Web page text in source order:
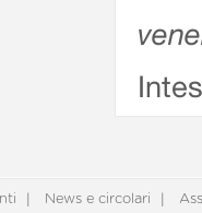
News e circolari